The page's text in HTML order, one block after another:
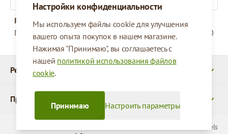
Настройки конфиденциальности
Мы используем файлы cookie для улучшения
вашего опыта покупок в нашем магазине.
Нажимая "Принимаю", вы соглашаетесь с
нашей политикой использования файлов
cookie.
Настроить параметры
Принимаю
Реквизиты
Продукты
Рабочее время
Понедельник - Пятница
09:00 - 17:00
© 2026 SIA Parcels